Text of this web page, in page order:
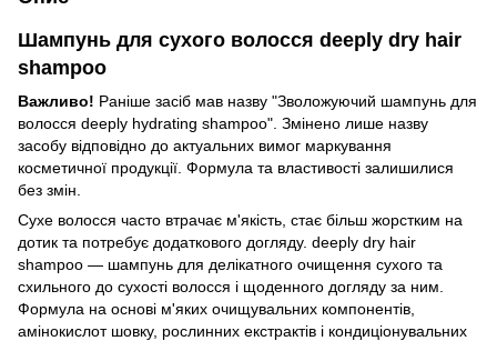
Шампунь для сухого волосся deeply dry hair
shampoo
Важливо! Раніше засіб мав назву "Зволожуючий шампунь для
волосся deeply hydrating shampoo". Змінено лише назву
засобу відповідно до актуальних вимог маркування
косметичної продукції. Формула та властивості залишилися
без змін.
Сухе волосся часто втрачає м'якість, стає більш жорстким на
дотик та потребує додаткового догляду. deeply dry hair
shampoo — шампунь для делікатного очищення сухого та
схильного до сухості волосся і щоденного догляду за ним.
Формула на основі м'яких очищувальних компонентів,
амінокислот шовку, рослинних екстрактів і кондиціонувальних